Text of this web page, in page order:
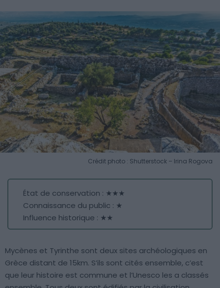
Crédit photo : Shutterstock – Irina Rogova
État de conservation : ★★★
Connaissance du public : ★
Influence historique : ★★
Mycènes et Tyrinthe sont deux sites archéologiques en
Grèce distant de 15km. S’ils sont cités ensemble, c’est
que leur histoire est commune et l’Unesco les a classés